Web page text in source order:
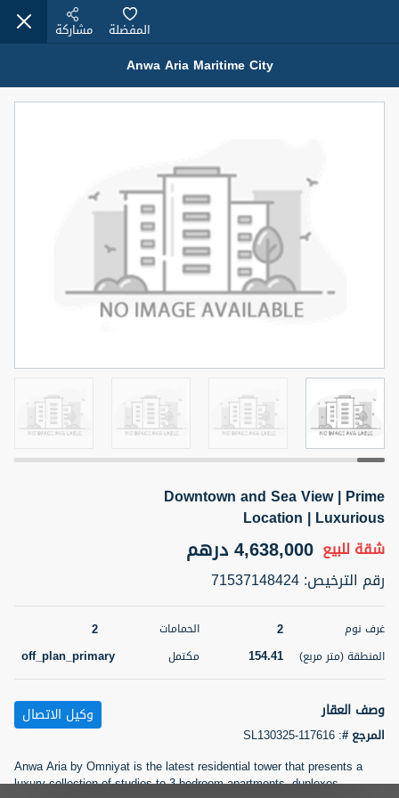
1,350,000 درهم
سرير
1
حمام
2
المنطقة (متر
75.43
المعروض حالة
اسم الوسيط
MOHAMMED ARSHAD SAIYED
رقم الوسيط
أتصل الأن
5 أشهر +
2BR Golf, Pool & Villa View | 3 Bathrooms | 1,274.77 Sq
Ft | Ellington House II
شقة للبيع 4,100,000 درهم
22
2
3
مربع)
118.34
المعروض
غير مفروش /ة عقار على
اسم الوسيط
TATIANA VEBER
رقم الوسيط
5 أشهر +
Anwa Aria Maritime City
المفضلة مشاركة
Downtown and Sea View | Prime
Location | Luxurious
شقة للبيع 4,638,000 درهم
رقم الترخيص:
71537148424
غرف نوم 2 الحمامات 2
المنطقة (متر مربع) 154.41 مكتمل off_plan_primary
وصف العقار
المرجع #:
SL130325-117616
وكيل الاتصال
Anwa Aria by Omniyat is the latest residential tower that presents a
luxury collection of studios to 3-bedroom apartments, duplexes,
تصفية